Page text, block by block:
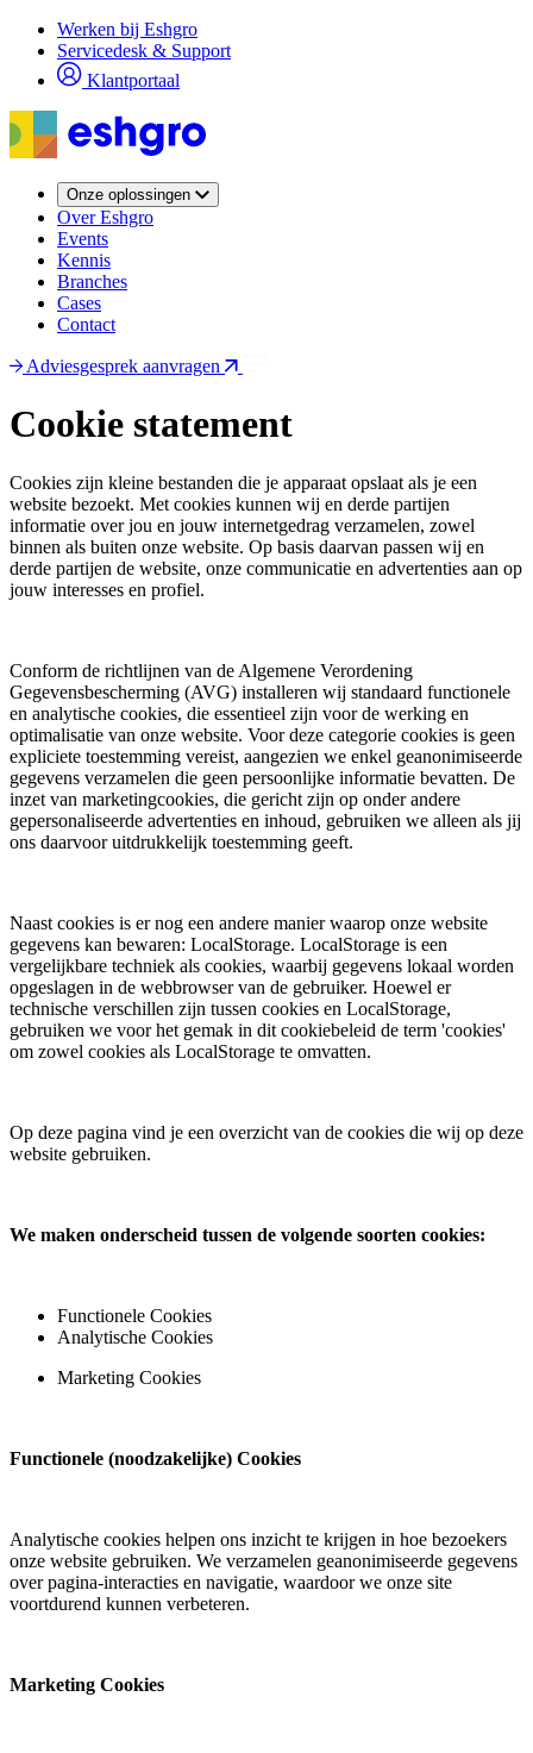
Overslaan
inhoud
gaan
Werken bij Eshgro
Servicedesk & Support
Klantportaal
Onze oplossingen
Over Eshgro
Events
Kennis
Branches
Cases
Contact
Adviesgesprek aanvragen
Cookie statement
Cookies zijn kleine bestanden die je apparaat opslaat als je een
website bezoekt. Met cookies kunnen wij en derde partijen
informatie over jou en jouw internetgedrag verzamelen, zowel
binnen als buiten onze website. Op basis daarvan passen wij en
derde partijen de website, onze communicatie en advertenties aan op
jouw interesses en profiel.
Conform de richtlijnen van de Algemene Verordening
Gegevensbescherming (AVG) installeren wij standaard functionele
en analytische cookies, die essentieel zijn voor de werking en
optimalisatie van onze website. Voor deze categorie cookies is geen
expliciete toestemming vereist, aangezien we enkel geanonimiseerde
gegevens verzamelen die geen persoonlijke informatie bevatten. De
inzet van marketingcookies, die gericht zijn op onder andere
gepersonaliseerde advertenties en inhoud, gebruiken we alleen als jij
ons daarvoor uitdrukkelijk toestemming geeft.
Naast cookies is er nog een andere manier waarop onze website
gegevens kan bewaren: LocalStorage. LocalStorage is een
vergelijkbare techniek als cookies, waarbij gegevens lokaal worden
opgeslagen in de webbrowser van de gebruiker. Hoewel er
technische verschillen zijn tussen cookies en LocalStorage,
gebruiken we voor het gemak in dit cookiebeleid de term 'cookies'
om zowel cookies als LocalStorage te omvatten.
Op deze pagina vind je een overzicht van de cookies die wij op deze
website gebruiken.
We maken onderscheid tussen de volgende soorten cookies:
Functionele Cookies
Analytische Cookies
Marketing Cookies
Functionele (noodzakelijke) Cookies​
Analytische cookies helpen ons inzicht te krijgen in hoe bezoekers
onze website gebruiken. We verzamelen geanonimiseerde gegevens
over pagina-interacties en navigatie, waardoor we onze site
voortdurend kunnen verbeteren.
Marketing Cookies​